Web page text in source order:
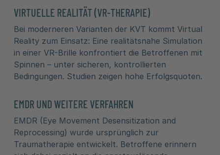
VIRTUELLE REALITÄT (VR-THERAPIE)
Bei moderneren Varianten der KVT kommt Virtual
Reality zum Einsatz: Eine realitätsnahe Simulation
in einer VR-Brille konfrontiert die Betroffenen mit
Spinnen – unter sicheren, kontrollierten
Bedingungen. Studien zeigen hohe Erfolgsquoten.
EMDR UND WEITERE VERFAHREN
EMDR (Eye Movement Desensitization and
Reprocessing) wurde ursprünglich zur
Traumatherapie entwickelt. Betroffene erinnern